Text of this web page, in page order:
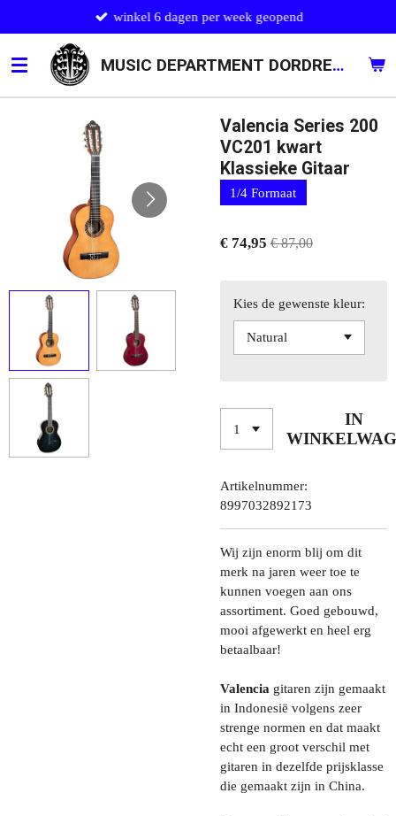
direct
naar
de
hoofdinhoud
MUSIC DEPARTMENT DORDRECHT
winkel 6 dagen per week geopend
Valencia Series 200
VC201 kwart
Klassieke Gitaar
1/4 Formaat
€ 74,95 € 87,00
Kies de gewenste kleur:
IN
Artikelnummer:
8997032892173
Wij zijn enorm blij om dit
merk na jaren weer toe te
kunnen voegen aan ons
assortiment. Goed gebouwd,
mooi afgewerkt en heel erg
betaalbaar!
Valencia gitaren zijn gemaakt
in Indonesië volgens zeer
strenge normen en dat maakt
echt een groot verschil met
gitaren in dezelfde prijsklasse
die gemaakt zijn in China.